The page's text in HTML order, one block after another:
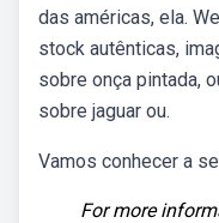
das américas, ela.
stock autênticas,
sobre onça pintada,
sobre jaguar ou.
Vamos conhecer a
For more